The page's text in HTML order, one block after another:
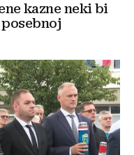
kazne neki bi